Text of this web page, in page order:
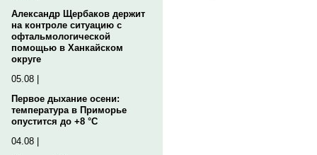
Александр Щербаков держит
на контроле ситуацию с
офтальмологической
помощью в Ханкайском
округе
05.08 |
Первое дыхание осени:
температура в Приморье
опустится до +8 °C
04.08 |